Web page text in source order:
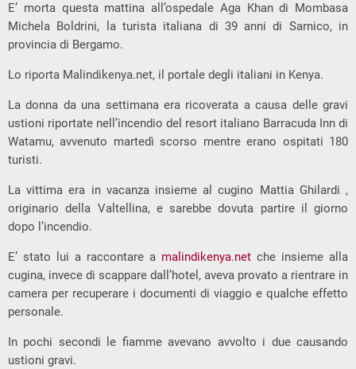
E’ morta questa mattina all’ospedale Aga Khan di Mombasa
Michela Boldrini, la turista italiana di 39 anni di Sarnico, in
provincia di Bergamo.
Lo riporta Malindikenya.net, il portale degli italiani in Kenya.
La donna da una settimana era ricoverata a causa delle gravi
ustioni riportate nell’incendio del resort italiano Barracuda Inn di
Watamu, avvenuto martedì scorso mentre erano ospitati 180
turisti.
La vittima era in vacanza insieme al cugino Mattia Ghilardi ,
originario della Valtellina, e sarebbe dovuta partire il giorno
dopo l’incendio.
E’ stato lui a raccontare a malindikenya.net che insieme alla
cugina, invece di scappare dall’hotel, aveva provato a rientrare in
camera per recuperare i documenti di viaggio e qualche effetto
personale.
In pochi secondi le fiamme avevano avvolto i due causando
ustioni gravi.